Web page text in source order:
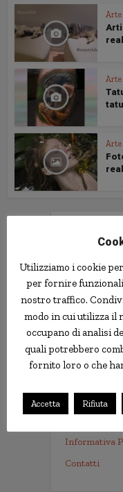
Arte
Arte
Arte
Le
vi racconta
curiose e
ladri
Informativa
Contatti
Utilizziamo i cookie
per fornire
nostro traffico.
modo in cui utilizza il
occupano di analisi
quali potrebbero
fornito loro o che
Accetta Rifiuta